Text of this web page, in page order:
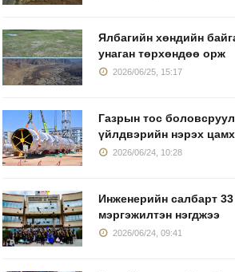
"Онтрэ Ресурс"-ын
2026/05/15, 16:47 2026/05/13, 15:44
Ялбагийн хөндийн
унаган төрхөндөө орж
2026/06/25, 15:17
Газрын тос
үйлдвэрийн нэрэх
2026/06/24, 10:28
Инженерийн салбарт 33
мэргэжилтэн нэгджээ
2026/06/24, 09:41